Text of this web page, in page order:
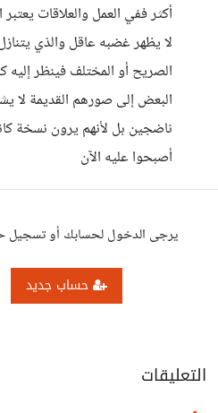
أكثر ففي العمل والعلاقات
لا يظهر غضبه عاقل والذي
الصريح أو المختلف فينظر
البعض إلى صورهم القديمة لا
ناضجين بل لأنهم يرون نسخة
أصبحوا عليه الآن
يرجى الدخول لحسابك أو تسجيل
حساب جديد
التعليقات